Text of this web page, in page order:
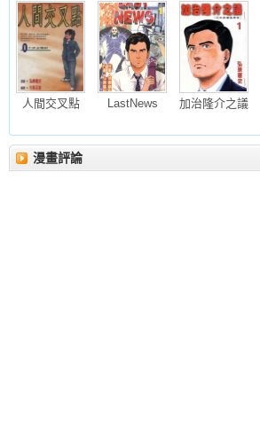
人間交叉點 LastNews 加治隆介之議
漫畫評論